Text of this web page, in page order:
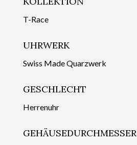
T-Race
UHRWERK
Swiss Made Quarzwerk
GESCHLECHT
Herrenuhr
GEHÄUSEDURCHMESSER